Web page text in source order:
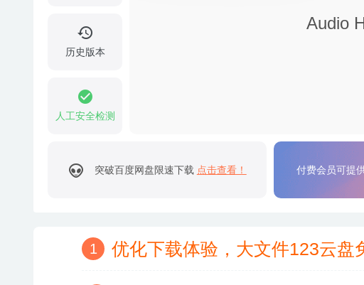
历史版本
人工安全检测
Audio
突破百度网盘限速下载 点击查看！ 付费会员可提
优化下载体验，大文件123云
Elmedia Video
JixiPix Hand Tint
Calendar 366 II